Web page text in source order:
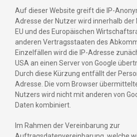
Auf dieser Website greift die IP-
Adresse der Nutzer wird innerhalb
EU und des Europäischen
anderen Vertragsstaaten des
Einzelfällen wird die IP-Adresse
USA an einen Server von Google
Durch diese Kürzung entfällt der
Adresse. Die vom Browser
Nutzers wird nicht mit anderen von
Daten kombiniert.
Im Rahmen der Vereinbarung zur